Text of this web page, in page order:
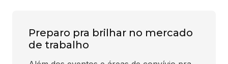
Preparo pra brilhar no mercado
de trabalho